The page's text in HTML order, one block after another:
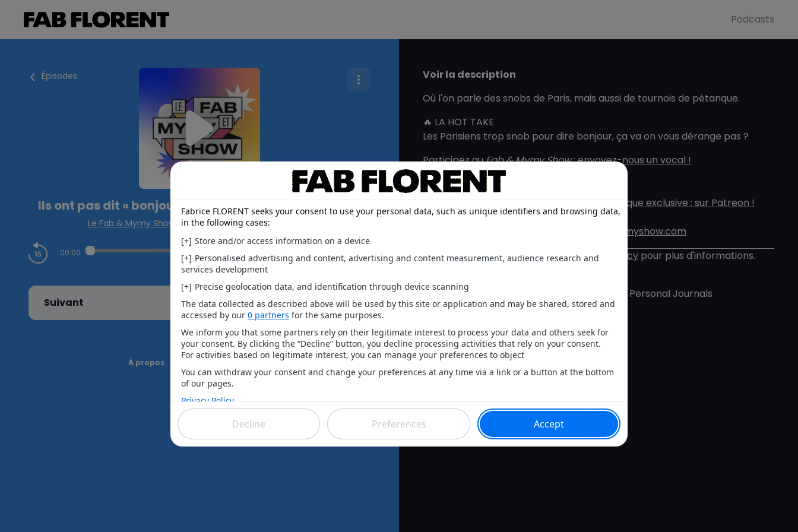
Podcasts
Épisodes
Ils ont pas dit « bonjour », Mymy va leur n... #HotTake
Le Fab & Mymy Show Fabrice Florent & Mymy Haegel
00:00
Suivant
À propos
Voir la description
Où l'on parle des snobs de Paris, mais aussi de tournois de pétanque.
🔥 LA HOT TAKE
Les Parisiens trop snob pour dire bonjour, ça va on vous dérange pas ?
Participez auFab & Mymy Show:envoyez-nous un vocal !
Abonnez-vous au podcast
Rejoignez le Discord
L'épisode en entier et en avance + une rubrique exclusive : sur Patreon !
SuivezLe Fab & Mymy Showsur Instagram
Envoyez-nous un mail : coucou@lefabetmymyshow.com
Hébergé par Acast. Visitezacast.com/privacy pour plus d'informations.
Catégories: Society & Culture, Relationships, Personal Journals
Le Fab & Mymy Show
Fabrice Florent & Mymy Haegel